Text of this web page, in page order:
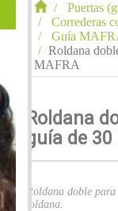
Puertas
Correderas
Guía
Roldana
MAFRA
Roldana
guía de
Roldana doble
roldana.